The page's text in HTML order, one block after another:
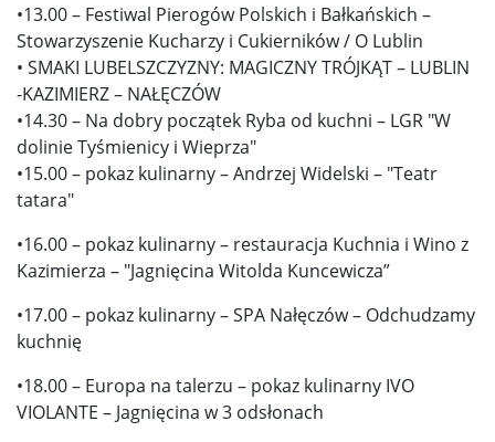
•13.00 – Festiwal Pierogów Polskich i Bałkańskich –
Stowarzyszenie Kucharzy i Cukierników / O Lublin
• SMAKI LUBELSZCZYZNY: MAGICZNY TRÓJKĄT – LUBLIN
-KAZIMIERZ – NAŁĘCZÓW
•14.30 – Na dobry początek Ryba od kuchni – LGR "W
dolinie Tyśmienicy i Wieprza"
•15.00 – pokaz kulinarny – Andrzej Widelski – "Teatr
tatara"
•16.00 – pokaz kulinarny – restauracja Kuchnia i Wino z
Kazimierza – "Jagnięcina Witolda Kuncewicza”
•17.00 – pokaz kulinarny – SPA Nałęczów – Odchudzamy
kuchnię
•18.00 – Europa na talerzu – pokaz kulinarny IVO
VIOLANTE – Jagnięcina w 3 odsłonach